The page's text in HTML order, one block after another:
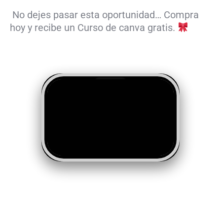
No dejes pasar esta oportunidad… Compra
hoy y recibe un Curso de canva gratis.